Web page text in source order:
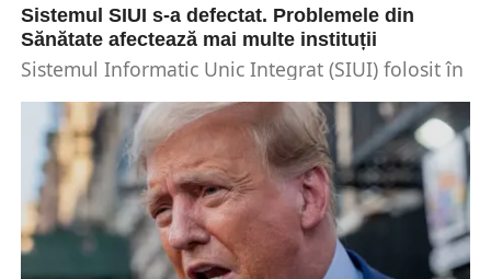
Sistemul SIUI s-a defectat. Problemele din
Sănătate afectează mai multe instituții
Sistemul Informatic Unic Integrat (SIUI) folosit în
cardul de sănătate...